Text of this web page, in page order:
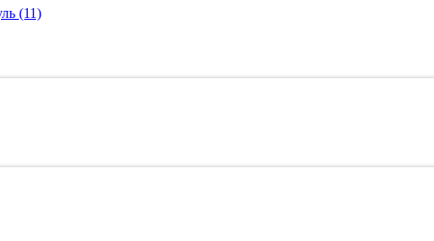
(11)